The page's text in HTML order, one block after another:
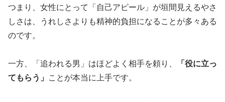
つまり、女性にとって「自己アピール」が垣間見えるやさ
しさは、うれしさよりも精神的負担になることが多々ある
のです。
一方、「追われる男」はほどよく相手を頼り、
「役に立っ
てもらう」
ことが本当に上手です。